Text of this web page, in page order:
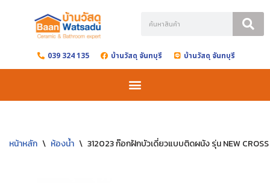
content 039 324 135 บ้านวัสดุ จันทบุรี บ้านวัสดุ จันทบุรี
หน้าหลัก \ ห้องน้ำ \ 312023 ก๊อกฝักบัวเดี่ยวแบบติดผนัง รุ่น NEW CROSS